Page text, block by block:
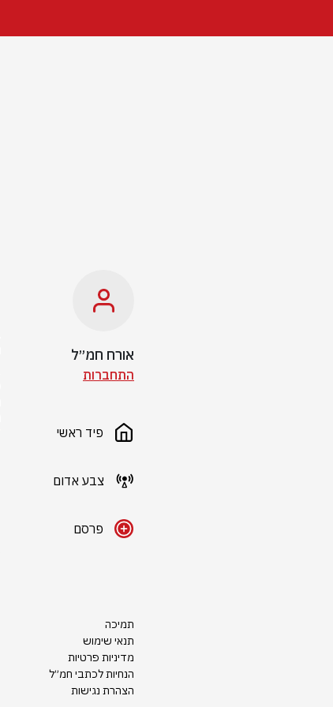
אורח חמ״ל
התחברות
פיד ראשי
צבע אדום
פרסם
תמיכה
תנאי שימוש
מדיניות פרטיות
הנחיות לכתבי חמ״ל
הצהרת נגישות